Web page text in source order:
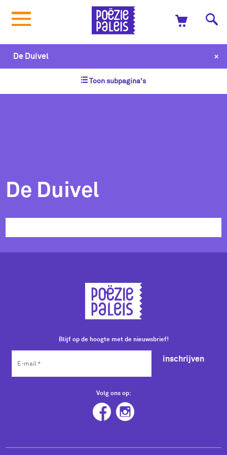
De Duivel +
Toon subpagina's
De Duivel
Blijf op de hoogte met de nieuwsbrief!
inschrijven
Volg ons op: